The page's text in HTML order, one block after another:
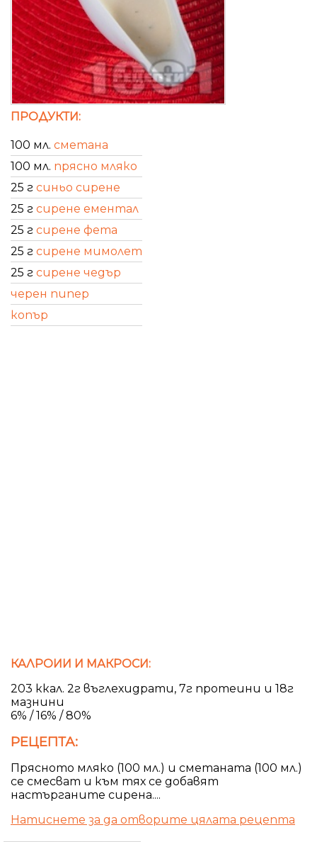
ПРОДУКТИ:
100 мл. сметана
100 мл. прясно мляко
25 г синьо сирене
25 г сирене ементал
25 г сирене фета
25 г сирене мимолет
25 г сирене чедър
черен пипер
копър
КАЛРОИИ И МАКРОСИ:
203 ккал. 2г въглехидрати, 7г протеини и 18г
мазнини
6% / 16% / 80%
РЕЦЕПТА:
Прясното мляко (100 мл.) и сметаната (100 мл.)
се смесват и към тях се добавят
настърганите сирена....
Натиснете за да отворите цялата рецепта